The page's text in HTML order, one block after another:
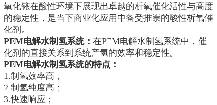
氧化铱在酸性环境下展现出卓越的析氧催化活性与高度
的稳定性，是当下商业化应用中备受推崇的酸性析氧催
化剂。
PEM电解水制氢系统： 在PEM电解水制氢系统中，催
化剂的直接关系到系统产氢的效率和稳定性。
PEM电解水制氢系统的特点：
1.制氢效率高；
2.制氢纯度高；
3.快速响应；